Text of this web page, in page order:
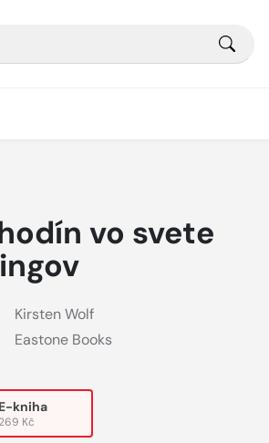
vo svete
Kirsten Wolf
Eastone Books
E-kniha
269 Kč